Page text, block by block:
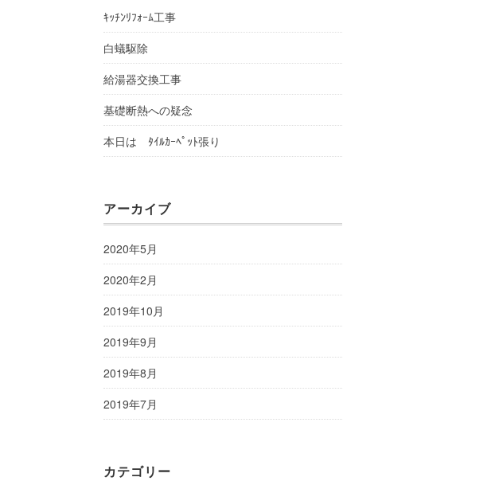
ｷｯﾁﾝﾘﾌｫｰﾑ工事
白蟻駆除
給湯器交換工事
基礎断熱への疑念
本日は ﾀｲﾙｶｰﾍﾟｯﾄ張り
アーカイブ
2020年5月
2020年2月
2019年10月
2019年9月
2019年8月
2019年7月
カテゴリー